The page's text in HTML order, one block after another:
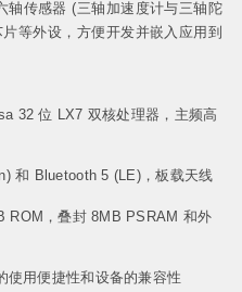
轴传感器 (三轴加速度计与三轴陀
等外设，方便开发并嵌入应用到
32 位 LX7 双核处理器，主频高
和 Bluetooth 5 (LE)，板载天线
ROM，叠封 8MB PSRAM 和外
使用便捷性和设备的兼容性